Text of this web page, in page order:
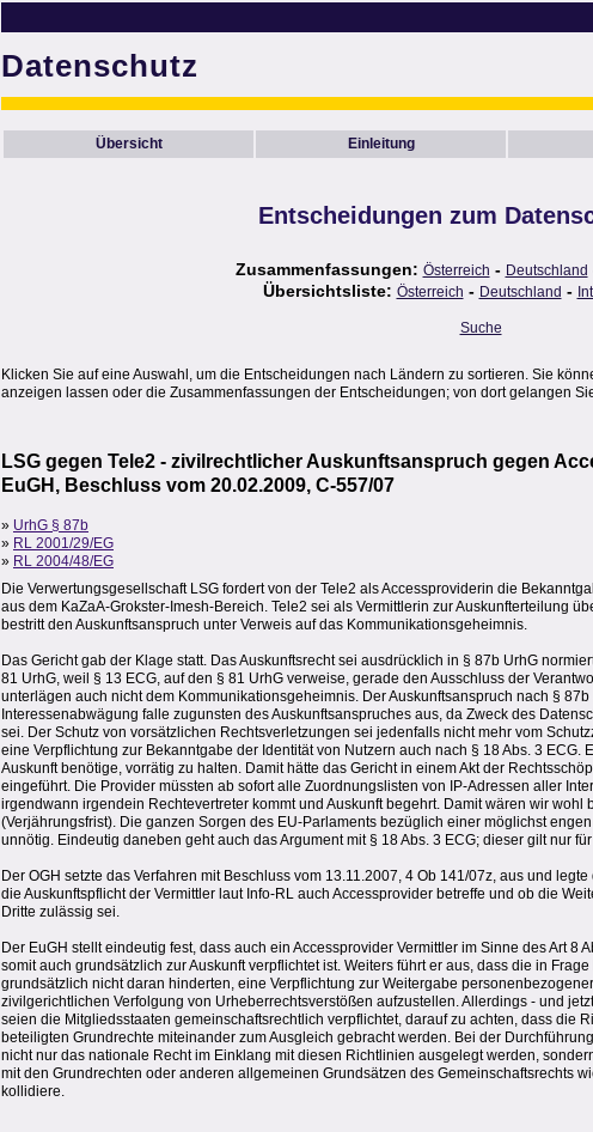
Datenschutz
Übersicht Einleitung
Entscheidungen zum
Zusammenfassungen: Österreich - Deutschland
Übersichtsliste: Österreich - Deutschland -
Suche
Klicken Sie auf eine Auswahl, um die Entscheidungen nach Ländern zu sortieren. Sie
anzeigen lassen oder die Zusammenfassungen der Entscheidungen; von dort gelangen
LSG gegen Tele2 - zivilrechtlicher Auskunftsanspruch gegen
EuGH, Beschluss vom 20.02.2009, C-557/07
» UrhG § 87b
» RL 2001/29/EG
» RL 2004/48/EG
Die Verwertungsgesellschaft LSG fordert von der Tele2 als Accessproviderin die
aus dem KaZaA-Grokster-Imesh-Bereich. Tele2 sei als Vermittlerin zur Auskunfterteilung
bestritt den Auskunftsanspruch unter Verweis auf das Kommunikationsgeheimnis.
Das Gericht gab der Klage statt. Das Auskunftsrecht sei ausdrücklich in § 87b UrhG
81 UrhG, weil § 13 ECG, auf den § 81 UrhG verweise, gerade den Ausschluss der
unterlägen auch nicht dem Kommunikationsgeheimnis. Der Auskunftsanspruch nach §
Interessenabwägung falle zugunsten des Auskunftsanspruches aus, da Zweck des
sei. Der Schutz von vorsätzlichen Rechtsverletzungen sei jedenfalls nicht mehr vom
eine Verpflichtung zur Bekanntgabe der Identität von Nutzern auch nach § 18 Abs. 3 ECG.
Auskunft benötige, vorrätig zu halten. Damit hätte das Gericht in einem Akt der
eingeführt. Die Provider müssten ab sofort alle Zuordnungslisten von IP-Adressen aller
irgendwann irgendein Rechtevertreter kommt und Auskunft begehrt. Damit wären wir wohl
(Verjährungsfrist). Die ganzen Sorgen des EU-Parlaments bezüglich einer möglichst
unnötig. Eindeutig daneben geht auch das Argument mit § 18 Abs. 3 ECG; dieser gilt nur
Der OGH setzte das Verfahren mit Beschluss vom 13.11.2007, 4 Ob 141/07z, aus und
die Auskunftspflicht der Vermittler laut Info-RL auch Accessprovider betreffe und ob die
Dritte zulässig sei.
Der EuGH stellt eindeutig fest, dass auch ein Accessprovider Vermittler im Sinne des Art 8
somit auch grundsätzlich zur Auskunft verpflichtet ist. Weiters führt er aus, dass die in
grundsätzlich nicht daran hinderten, eine Verpflichtung zur Weitergabe
zivilgerichtlichen Verfolgung von Urheberrechtsverstößen aufzustellen. Allerdings - und
seien die Mitgliedsstaaten gemeinschaftsrechtlich verpflichtet, darauf zu achten, dass die
beteiligten Grundrechte miteinander zum Ausgleich gebracht werden. Bei der
nicht nur das nationale Recht im Einklang mit diesen Richtlinien ausgelegt werden,
mit den Grundrechten oder anderen allgemeinen Grundsätzen des Gemeinschaftsrechts
kollidiere.